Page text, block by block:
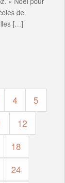
de
[…]
4
5
12
18
24